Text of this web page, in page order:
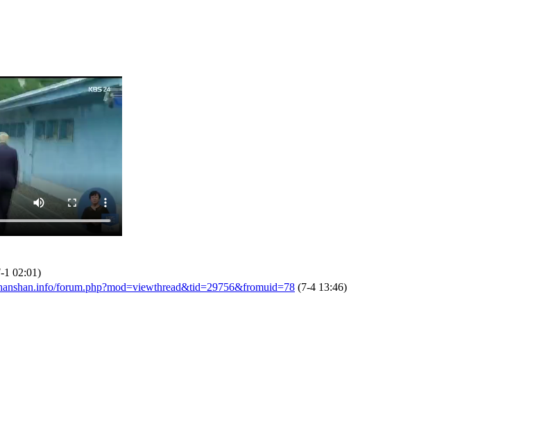
1 02:01)
forum.php?mod=viewthread&tid=29756&fromuid=78 (7-4 13:46)